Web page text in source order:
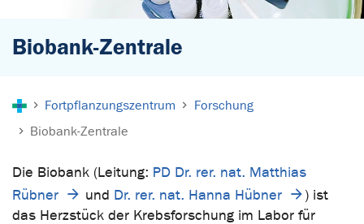
Biobank-Zentrale
Fortpflanzungszentrum
Forschung
Biobank-Zentrale
Die Biobank (Leitung: PD Dr. rer. nat. Matthias
Rübner
und Dr. rer. nat. Hanna Hübner
) ist
das Herzstück der Krebsforschung im Labor für